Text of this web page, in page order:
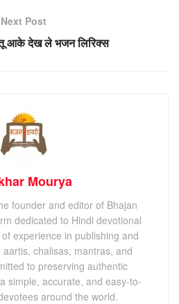
Next Post
आके देख ले भजन लिरिक्स
Mourya
founder and editor of Bhajan
dedicated to Hindi devotional
experience in publishing and
chalisas, mantras, and
to preserving authentic
simple, accurate, and easy-to-
around the world.